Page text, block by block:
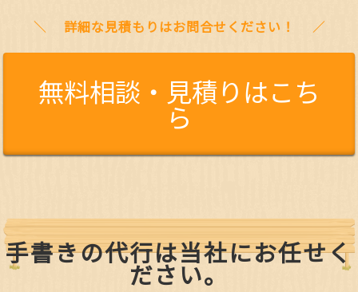
詳細な見積もりはお問合せください！
無料相談・見積りはこち
ら
手書きの代行は当社にお任せく
ださい。